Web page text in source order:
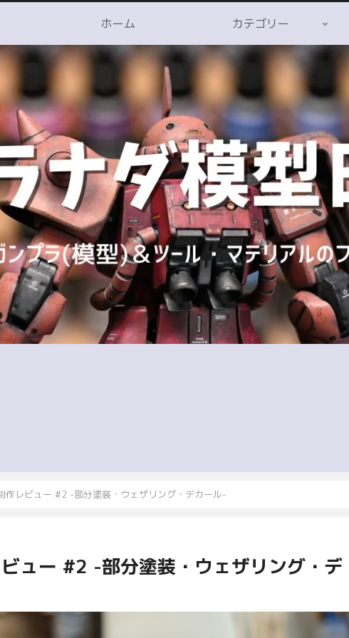
ホーム カテゴリー
作レビュー #2 -部分塗装・ウェザリング・デカール-
ュー #2 -部分塗装・ウェザリング・デ